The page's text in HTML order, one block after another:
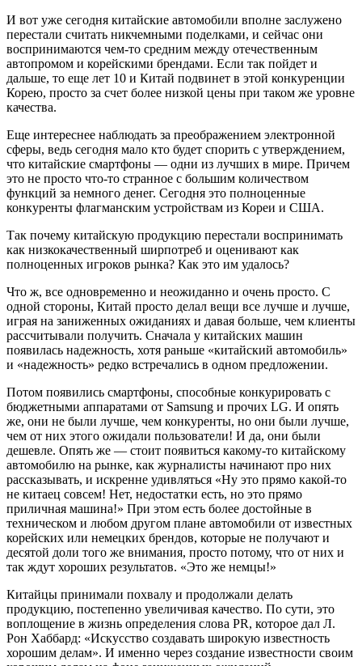
И вот уже сегодня китайские автомобили вполне заслужено
перестали считать никчемными поделками, и сейчас они
воспринимаются чем-то средним между отечественным
автопромом и корейскими брендами. Если так пойдет и
дальше, то еще лет 10 и Китай подвинет в этой конкуренции
Корею, просто за счет более низкой цены при таком же уровне
качества.
Еще интереснее наблюдать за преображением электронной
сферы, ведь сегодня мало кто будет спорить с утверждением,
что китайские смартфоны — одни из лучших в мире. Причем
это не просто что-то странное с большим количеством
функций за немного денег. Сегодня это полноценные
конкуренты флагманским устройствам из Кореи и США.
Так почему китайскую продукцию перестали воспринимать
как низкокачественный ширпотреб и оценивают как
полноценных игроков рынка? Как это им удалось?
Что ж, все одновременно и неожиданно и очень просто. С
одной стороны, Китай просто делал вещи все лучше и лучше,
играя на заниженных ожиданиях и давая больше, чем клиенты
рассчитывали получить. Сначала у китайских машин
появилась надежность, хотя раньше «китайский автомобиль»
и «надежность» редко встречались в одном предложении.
Потом появились смартфоны, способные конкурировать с
бюджетными аппаратами от Samsung и прочих LG. И опять
же, они не были лучше, чем конкуренты, но они были лучше,
чем от них этого ожидали пользователи! И да, они были
дешевле. Опять же — стоит появиться какому-то китайскому
автомобилю на рынке, как журналисты начинают про них
рассказывать, и искренне удивляться «Ну это прямо какой-то
не китаец совсем! Нет, недостатки есть, но это прямо
приличная машина!» При этом есть более достойные в
техническом и любом другом плане автомобили от известных
корейских или немецких брендов, которые не получают и
десятой доли того же внимания, просто потому, что от них и
так ждут хороших результатов. «Это же немцы!»
Китайцы принимали похвалу и продолжали делать
продукцию, постепенно увеличивая качество. По сути, это
воплощение в жизнь определения слова PR, которое дал Л.
Рон Хаббард: «Искусство создавать широкую известность
хорошим делам». И именно через создание известности своим